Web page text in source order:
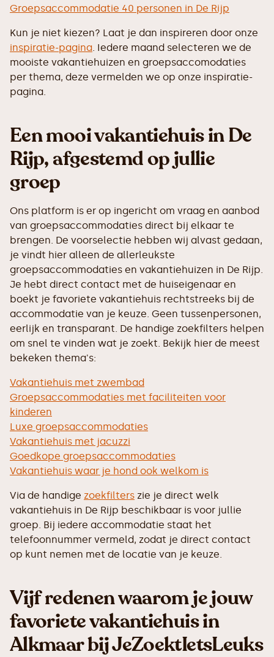
Groepsaccommodatie 40 personen in De Rijp
Kun je niet kiezen? Laat je dan inspireren door onze
inspiratie-pagina. Iedere maand selecteren we de
mooiste vakantiehuizen en groepsaccomodaties
per thema, deze vermelden we op onze inspiratie-
pagina.
Een mooi vakantiehuis in De
Rijp, afgestemd op jullie
groep
Ons platform is er op ingericht om vraag en aanbod
van groepsaccommodaties direct bij elkaar te
brengen. De voorselectie hebben wij alvast gedaan,
je vindt hier alleen de allerleukste
groepsaccommodaties en vakantiehuizen in De Rijp.
Je hebt direct contact met de huiseigenaar en
boekt je favoriete vakantiehuis rechtstreeks bij de
accommodatie van je keuze. Geen tussenpersonen,
eerlijk en transparant. De handige zoekfilters helpen
om snel te vinden wat je zoekt. Bekijk hier de meest
bekeken thema's:
Vakantiehuis met zwembad
Groepsaccommodaties met faciliteiten voor
kinderen
Luxe groepsaccommodaties
Vakantiehuis met jacuzzi
Goedkope groepsaccommodaties
Vakantiehuis waar je hond ook welkom is
Via de handige zoekfilters zie je direct welk
vakantiehuis in De Rijp beschikbaar is voor jullie
groep. Bij iedere accommodatie staat het
telefoonnummer vermeld, zodat je direct contact
op kunt nemen met de locatie van je keuze.
Vijf redenen waarom je jouw
favoriete vakantiehuis in
Alkmaar bij JeZoektIetsLeuks